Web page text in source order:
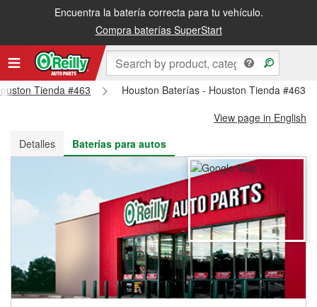
Encuentra la batería correcta para tu vehículo.
Compra baterías SuperStart
Recibe tu orden gratis al día siguiente o recógela en la tienda
Tienda #463
Houston Baterías - Houston Tienda #463
View page in English
Detalles
Baterías para autos